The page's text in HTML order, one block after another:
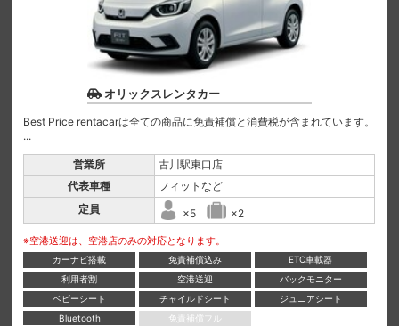
オリックスレンタカー
Best Price rentacarは全ての商品に免責補償と消費税が含まれています。
...
営業所
古川駅東口店
代表車種
フィットなど
定員
×5 ×2
※空港送迎は、空港店のみの対応となります。
カーナビ搭載 免責補償込み
ETC車載器
利用者割
空港送迎
バックモニター
ベビーシート
チャイルドシート
ジュニアシート
Bluetooth
免責補償フル